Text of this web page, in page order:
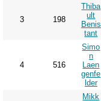
3 198
Thiba
ult
Benis
tant
4 516
Simo
n
Laen
genfe
lder
Mikk